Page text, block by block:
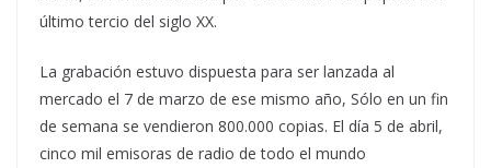
último tercio del siglo XX.
La grabación estuvo dispuesta para ser lanzada al
mercado el 7 de marzo de ese mismo año, Sólo en un fin
de semana se vendieron 800.000 copias. El día 5 de abril,
cinco mil emisoras de radio de todo el mundo